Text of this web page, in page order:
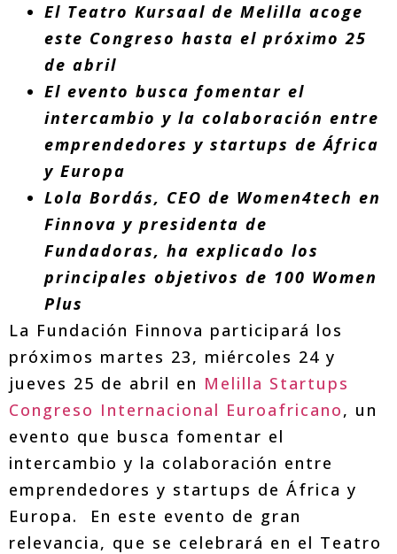
El Teatro Kursaal de Melilla acoge
este Congreso hasta el próximo 25
de abril
El evento busca fomentar el
intercambio y la colaboración entre
emprendedores y startups de África
y Europa
Lola Bordás, CEO de Women4tech en
Finnova y presidenta de
Fundadoras, ha explicado los
principales objetivos de 100 Women
Plus
La Fundación Finnova participará los
próximos martes 23, miércoles 24 y
jueves 25 de abril en Melilla Startups
Congreso Internacional Euroafricano, un
evento que busca fomentar el
intercambio y la colaboración entre
emprendedores y startups de África y
Europa. En este evento de gran
relevancia, que se celebrará en el Teatro